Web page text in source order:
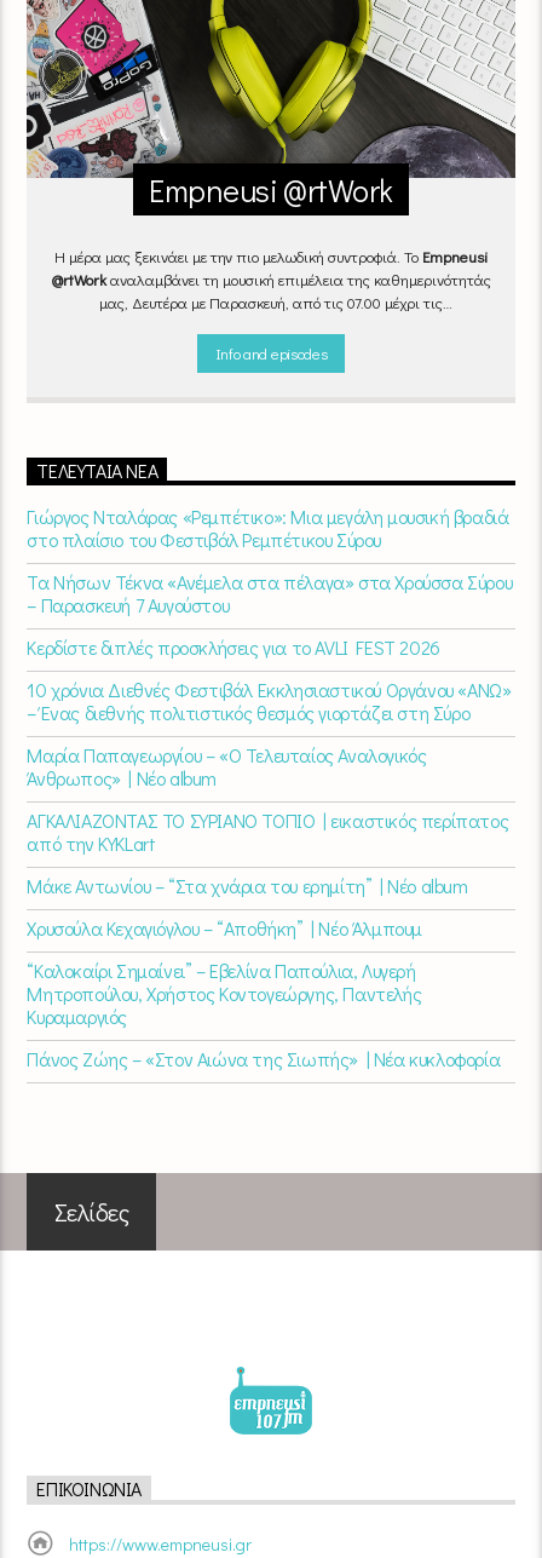
Empneusi @rtWork
Η μέρα μας ξεκινάει με την πιο μελωδική συντροφιά. Το Empneusi
@rtWorkαναλαμβάνει τη μουσική επιμέλεια της καθημερινότητάς
μας, Δευτέρα με Παρασκευή, από τις 07.00 μέχρι τις
εναλλάσσονται αρμονικά, θυμίζοντάς μας πως δουλειά και
Καθημερινά(Δευτέρα-Παρασκευή)
Info and episodes
ΤΕΛΕΥΤΑΊΑ ΝΈΑ
Γιώργος Νταλάρας «Ρεμπέτικο»: Μια μεγάλη μουσική βραδιά
στο πλαίσιο του Φεστιβάλ Ρεμπέτικου Σύρου
Τα Νήσων Τέκνα «Ανέμελα στα πέλαγα» στα Χρούσσα Σύρου
– Παρασκευή 7 Αυγούστου
Κερδίστε διπλές προσκλήσεις για το AVLI FEST 2026
10 χρόνια Διεθνές Φεστιβάλ Εκκλησιαστικού Οργάνου «ΑΝΩ»
– Ένας διεθνής πολιτιστικός θεσμός γιορτάζει στη Σύρο​
Μαρία Παπαγεωργίου – «Ο Τελευταίος Αναλογικός
Άνθρωπος» | Νέο album
ΑΓΚΑΛΙΑΖΟΝΤΑΣ ΤΟ ΣΥΡΙΑΝΟ ΤΟΠΙΟ | εικαστικός περίπατος
από την KYKLart
Μάκε Αντωνίου – “Στα χνάρια του ερημίτη” | Νέο album
Χρυσούλα Κεχαγιόγλου – “Αποθήκη” | Νέο Άλμπουμ
“Καλοκαίρι Σημαίνει” – Εβελίνα Παπούλια, Λυγερή
Μητροπούλου, Χρήστος Κοντογεώργης, Παντελής
Κυραμαργιός
Πάνος Ζώης – «Στον Αιώνα της Σιωπής» | Νέα κυκλοφορία
Σελίδες
ΕΠΙΚΟΙΝΩΝΊΑ
https://www.empneusi.gr